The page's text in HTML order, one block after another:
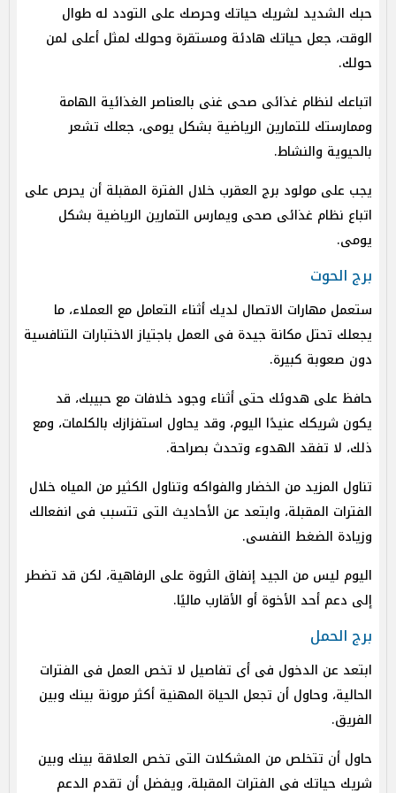
حبك الشديد لشريك حياتك وحرصك على التودد له طوال
الوقت، جعل حياتك هادئة ومستقرة وحولك لمثل أعلى لمن
حولك.
اتباعك لنظام غذائى صحى غنى بالعناصر الغذائية الهامة
وممارستك للتمارين الرياضية بشكل يومى، جعلك تشعر
بالحيوية والنشاط.
يجب على مولود برج العقرب خلال الفترة المقبلة أن يحرص على
اتباع نظام غذائى صحى ويمارس التمارين الرياضية بشكل
يومى.
برج الحوت
ستعمل مهارات الاتصال لديك أثناء التعامل مع العملاء، ما
يجعلك تحتل مكانة جيدة فى العمل باجتياز الاختبارات التنافسية
دون صعوبة كبيرة.
حافظ على هدوئك حتى أثناء وجود خلافات مع حبيبك، قد
يكون شريكك عنيدًا اليوم، وقد يحاول استفزازك بالكلمات، ومع
ذلك، لا تفقد الهدوء وتحدث بصراحة.
تناول المزيد من الخضار والفواكه وتناول الكثير من المياه خلال
الفترات المقبلة، وابتعد عن الأحاديث التى تتسبب فى انفعالك
وزيادة الضغط النفسى.
اليوم ليس من الجيد إنفاق الثروة على الرفاهية، لكن قد تضطر
إلى دعم أحد الأخوة أو الأقارب ماليًا.
برج الحمل
ابتعد عن الدخول فى أى تفاصيل لا تخص العمل فى الفترات
الحالية، وحاول أن تجعل الحياة المهنية أكثر مرونة بينك وبين
الفريق.
حاول أن تتخلص من المشكلات التى تخص العلاقة بينك وبين
شريك حياتك فى الفترات المقبلة، ويفضل أن تقدم الدعم